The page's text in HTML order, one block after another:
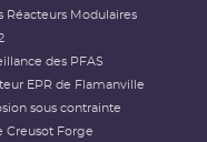
Réacteurs Modulaires
des PFAS
EPR de Flamanville
sous contrainte
Creusot Forge